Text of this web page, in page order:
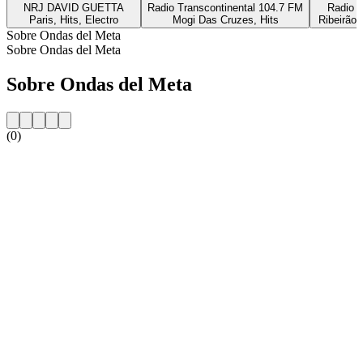
NRJ DAVID GUETTA
Paris, Hits, Electro
Radio Transcontinental 104.7 FM
Mogi Das Cruzes, Hits
Radio
Ribeirão
Sobre Ondas del Meta
Sobre Ondas del Meta
Sobre Ondas del Meta
(0)